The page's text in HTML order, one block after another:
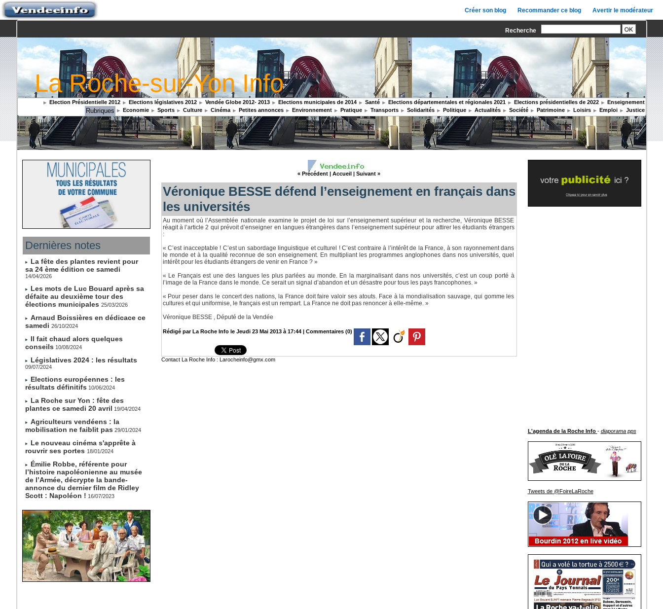
Créer son blog Recommander ce blog Avertir le modérateur
Recherche
La Roche-sur-Yon Info
Enseignement
Elections présidentielles de 2022
Elections départementales et régionales 2021
Santé
Elections municipales de 2014
Vendée Globe 2012- 2013
Elections législatives 2012
Election Présidentielle 2012
Justice
Emploi
Loisirs
Patrimoine
Société
Actualités
Politique
Solidarités
Transports
Pratique
Environnement
Petites annonces
Cinéma
Culture
Sports
Economie
Rubriques
Dernières notes
La fête des plantes revient pour
sa 24 ème édition ce samedi
14/04/2026
Les mots de Luc Bouard après sa
défaite au deuxième tour des
élections municipales 25/03/2026
Arnaud Boissières en dédicace ce
samedi 26/10/2024
Il fait chaud alors quelques
conseils 10/08/2024
Législatives 2024 : les résultats
09/07/2024
Elections européennes : les
résultats définitifs 10/06/2024
La Roche sur Yon : fête des
plantes ce samedi 20 avril 19/04/2024
Agriculteurs vendéens : la
mobilisation ne faiblit pas 29/01/2024
Le nouveau cinéma s'apprête à
rouvrir ses portes 18/01/2024
Émilie Robbe, référente pour
l’histoire napoléonienne au musée
de l’Armée, décrypte la bande-
annonce du dernier film de Ridley
Scott : Napoléon ! 16/07/2023
« Précédent | Accueil | Suivant »
Véronique BESSE défend l’enseignement en français dans
les universités
Au moment où l’Assemblée nationale examine le projet de loi sur l’enseignement supérieur et la recherche, Véronique BESSE
réagit à l’article 2 qui prévoit d’enseigner en langues étrangères dans l’enseignement supérieur pour attirer les étudiants étrangers
:
« C’est inacceptable ! C’est un sabordage linguistique et culturel ! C’est contraire à l’intérêt de la France, à son rayonnement dans
le monde et à la qualité reconnue de son enseignement. En multipliant les programmes anglophones dans nos universités, quel
intérêt pour les étudiants étrangers de venir en France ? »
« Le Français est une des langues les plus parlées au monde. En la marginalisant dans nos universités, c’est un coup porté à
l’image de la France dans le monde. Ce serait un signal d’abandon et un désastre pour tous les pays francophones. »
« Pour peser dans le concert des nations, la France doit faire valoir ses atouts. Face à la mondialisation sauvage, qui gomme les
cultures et qui uniformise, le français est un rempart. La France ne doit pas renoncer à elle-même. »
Véronique BESSE , Député de la Vendée
Rédigé par La Roche Info le Jeudi 23 Mai 2013 à 17:44 | Commentaires (0)
Contact La Roche Info : Larocheinfo@gmx.com
L'agenda de la Roche Info - diaporama pps
Tweets de @FoireLaRoche